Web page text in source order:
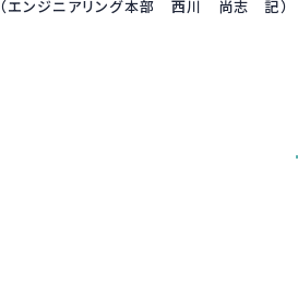
（エンジニアリング本部 西川 尚志 記）